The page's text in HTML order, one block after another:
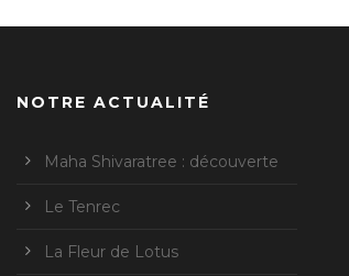
NOTRE ACTUALITÉ
Maha Shivaratree : découverte
Le Tenrec
La Fleur de Lotus